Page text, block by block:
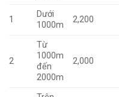
1
Dưới
1000m
2,200
2
Từ
1000m
đến
2000m
2,000